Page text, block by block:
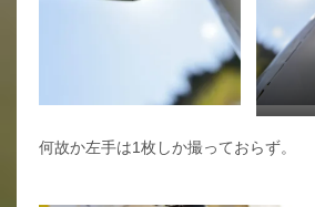
何故か左手は1枚しか撮っておらず。